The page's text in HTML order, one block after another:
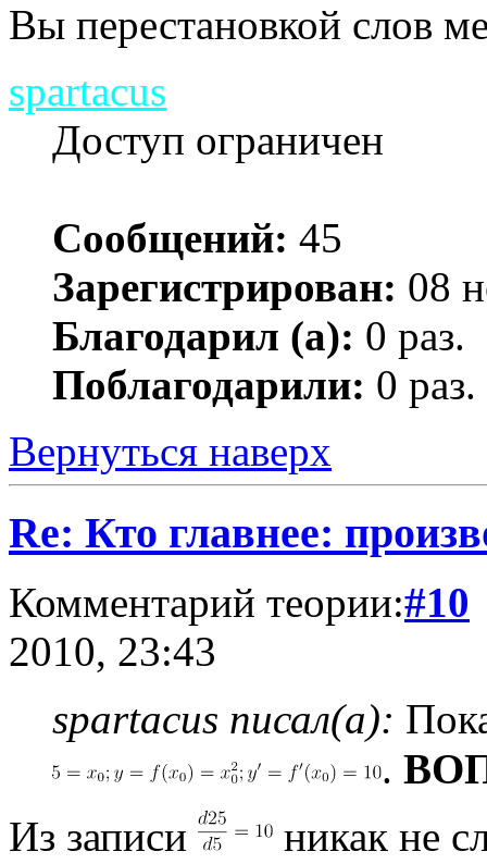
Вы перестановкой слов
spartacus
Доступ ограничен
Сообщений: 45
Зарегистрирован: 08
Благодарил (а): 0 раз.
Поблагодарили: 0 раз.
Вернуться наверх
Re: Кто главнее:
Комментарий теории:#10
2010, 23:43
spartacus писал(а):
.
Из записи
никак не